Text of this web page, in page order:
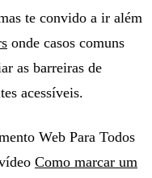
te convido a ir além
onde casos comuns
as barreiras de
acessíveis.
Web Para Todos
Como marcar um